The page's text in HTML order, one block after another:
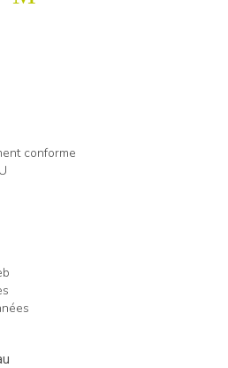
conforme